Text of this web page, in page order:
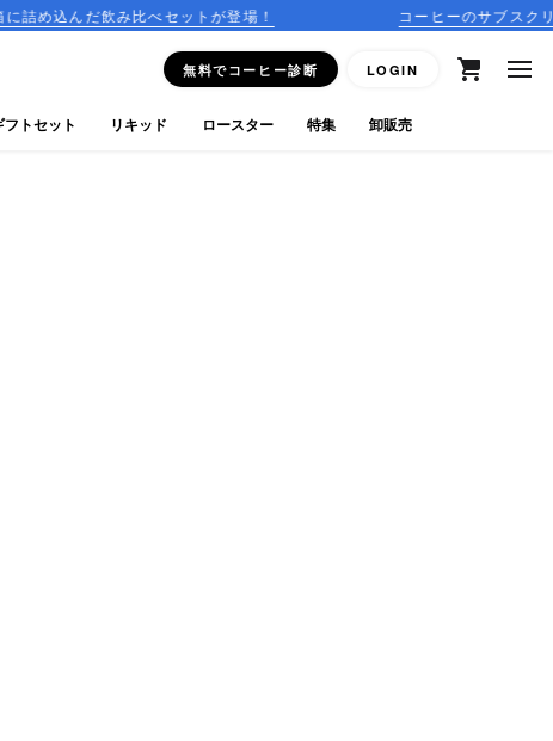
比べセットが登場！ コーヒーのサブスクリプションはこち
無料でコーヒー診断 LOGIN
フトセット リキッド ロースター 特集 卸販売